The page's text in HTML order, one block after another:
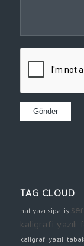
TAG CLOUD
hat yazı sipariş
kaligrafi yazılı
kaligrafi yazılı